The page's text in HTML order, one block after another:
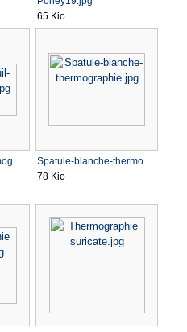
65 Kio
Spatule-blanche-thermo...
78 Kio